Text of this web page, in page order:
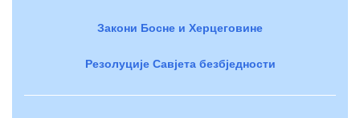
Закони Босне и Херцеговине
Резолуције Савјета безбједности